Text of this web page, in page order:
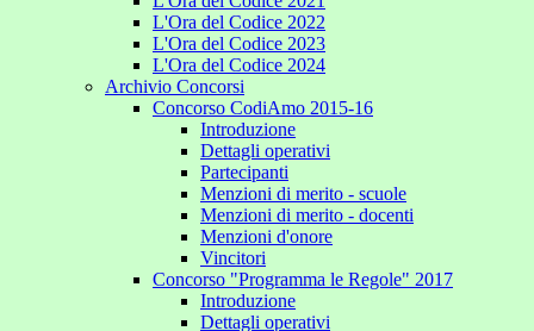
L'Ora del Codice 2022
L'Ora del Codice 2023
L'Ora del Codice 2024
Archivio Concorsi
Concorso CodiAmo 2015-16
Introduzione
Dettagli operativi
Partecipanti
Menzioni di merito - scuole
Menzioni di merito - docenti
Menzioni d'onore
Vincitori
Concorso "Programma le Regole" 2017
Introduzione
Dettagli operativi